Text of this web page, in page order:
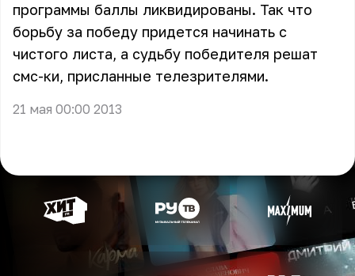
программы баллы ликвидированы. Так что
борьбу за победу придется начинать с
чистого листа, а судьбу победителя решат
смс-ки, присланные телезрителями.
21 мая 00:00 2013